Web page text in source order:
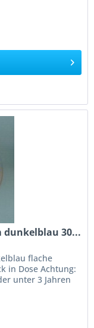
dunkelblau 30...
flache
in Dose Achtung:
unter 3 Jahren